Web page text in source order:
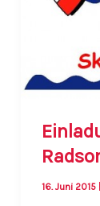
16. Juni 2015